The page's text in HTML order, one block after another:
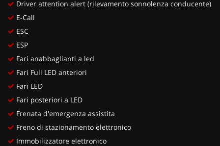
Driver attention alert (rilevamento sonnolenza conducente)
E-Call
ESC
ESP
Fari anabbaglianti a led
Fari Full LED anteriori
Fari LED
Fari posteriori a LED
Frenata d'emergenza assistita
Freno di stazionamento elettronico
Immobilizzatore elettronico